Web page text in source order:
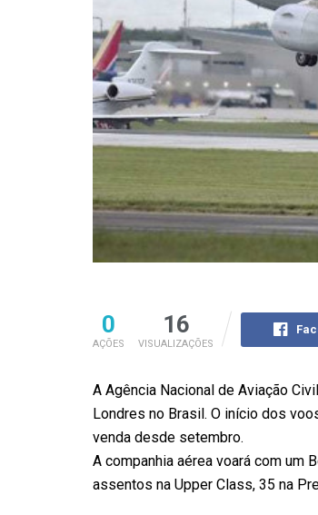
0
AÇÕES
16
VISUALIZAÇÕES
A Agência Nacional de Aviação
Londres no Brasil. O início dos
venda desde setembro.
A companhia aérea voará com um
assentos na Upper Class, 35 na